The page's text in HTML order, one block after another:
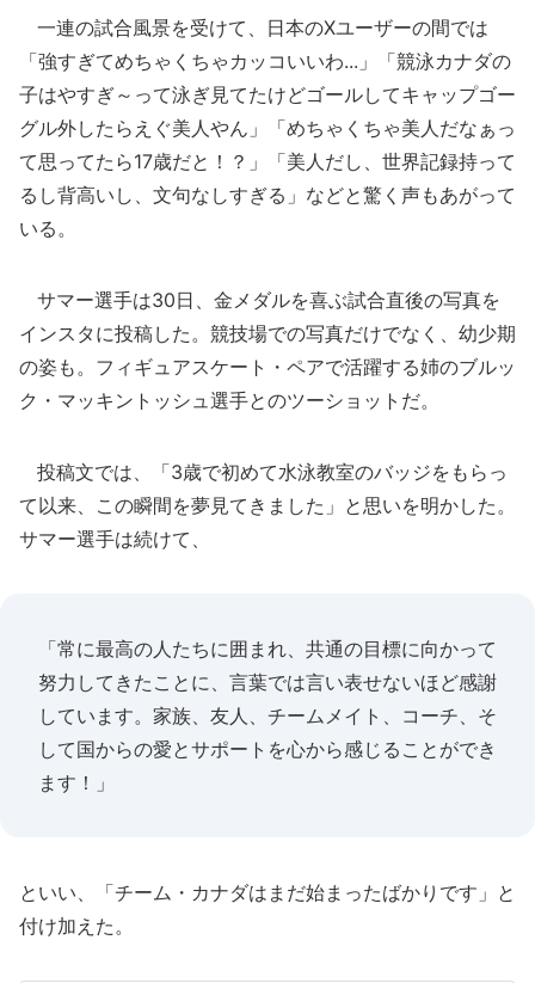
一連の試合風景を受けて、日本のXユーザーの間では
「強すぎてめちゃくちゃカッコいいわ...」「競泳カナダの
子はやすぎ～って泳ぎ見てたけどゴールしてキャップゴー
グル外したらえぐ美人やん」「めちゃくちゃ美人だなぁっ
て思ってたら17歳だと！？」「美人だし、世界記録持って
るし背高いし、文句なしすぎる」などと驚く声もあがって
いる。
サマー選手は30日、金メダルを喜ぶ試合直後の写真を
インスタに投稿した。競技場での写真だけでなく、幼少期
の姿も。フィギュアスケート・ペアで活躍する姉のブルッ
ク・マッキントッシュ選手とのツーショットだ。
投稿文では、「3歳で初めて水泳教室のバッジをもらっ
て以来、この瞬間を夢見てきました」と思いを明かした。
サマー選手は続けて、
「常に最高の人たちに囲まれ、共通の目標に向かって
努力してきたことに、言葉では言い表せないほど感謝
しています。家族、友人、チームメイト、コーチ、そ
して国からの愛とサポートを心から感じることができ
ます！」
といい、「チーム・カナダはまだ始まったばかりです」と
付け加えた。